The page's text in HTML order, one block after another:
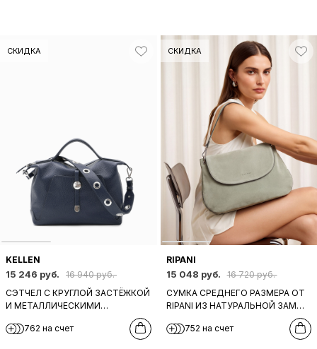
СКИДКА
KELLEN
15 246 руб.
16 940 руб.
СЭТЧЕЛ С КРУГЛОЙ ЗАСТЁЖКОЙ
И МЕТАЛЛИЧЕСКИМИ
KELLEN В СИНЕМ ЦВЕТЕ
762 на счет
СКИДКА
RIPANI
15 048 руб.
16 720 руб.
СУМКА СРЕДНЕГО РАЗМЕРА ОТ
RIPANI ИЗ НАТУРАЛЬНОЙ ЗАМШИ
752 на счет